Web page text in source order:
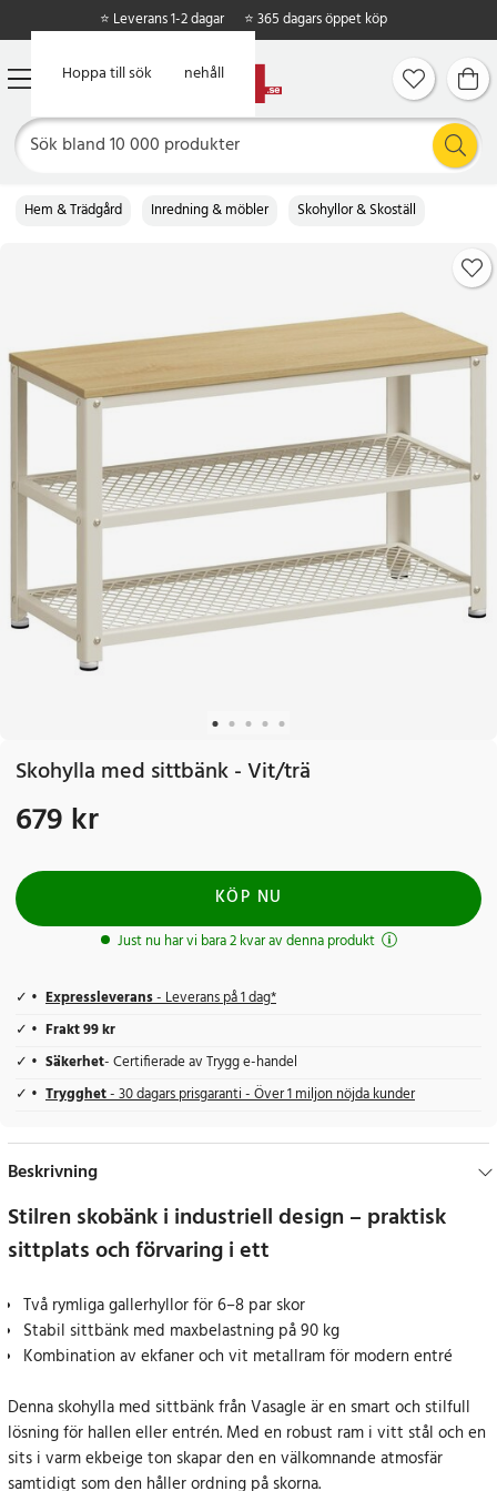
Hoppa till huvudinnehåll
Hoppa till sök
⭐ Leverans 1-2 dagar ⭐ 365 dagars öppet köp
Hem & Trädgård Inredning & möbler Skohyllor & Skoställ
Skohylla med sittbänk - Vit/trä
Pris:679 kr
679 kr
KÖP NU
Just nu har vi bara 2 kvar av denna produkt
Expressleverans- Leverans på 1 dag*
Frakt 99 kr
Säkerhet- Certifierade av Trygg e-handel
Trygghet- 30 dagars prisgaranti - Över 1 miljon nöjda kunder
Beskrivning
Stilren skobänk i industriell design – praktisk
sittplats och förvaring i ett
Två rymliga gallerhyllor för 6–8 par skor
Stabil sittbänk med maxbelastning på 90 kg
Kombination av ekfaner och vit metallram för modern entré
Denna skohylla med sittbänk från Vasagle är en smart och stilfull
lösning för hallen eller entrén. Med en robust ram i vitt stål och en
sits i varm ekbeige ton skapar den en välkomnande atmosfär
samtidigt som den håller ordning på skorna.